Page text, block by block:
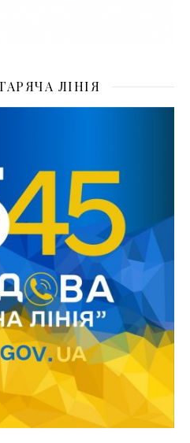
ЛІНІЯ